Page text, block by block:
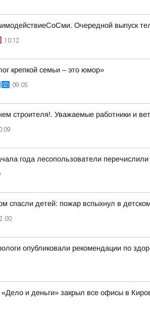
Очередной выпуск
10:12
крепкой семьи – это юмор»
09:05
строителя!. Уважаемые работники и
года лесопользователи
спасли детей: пожар вспыхнул в
опубликовали рекомендации по
и деньги» закрыл все офисы в